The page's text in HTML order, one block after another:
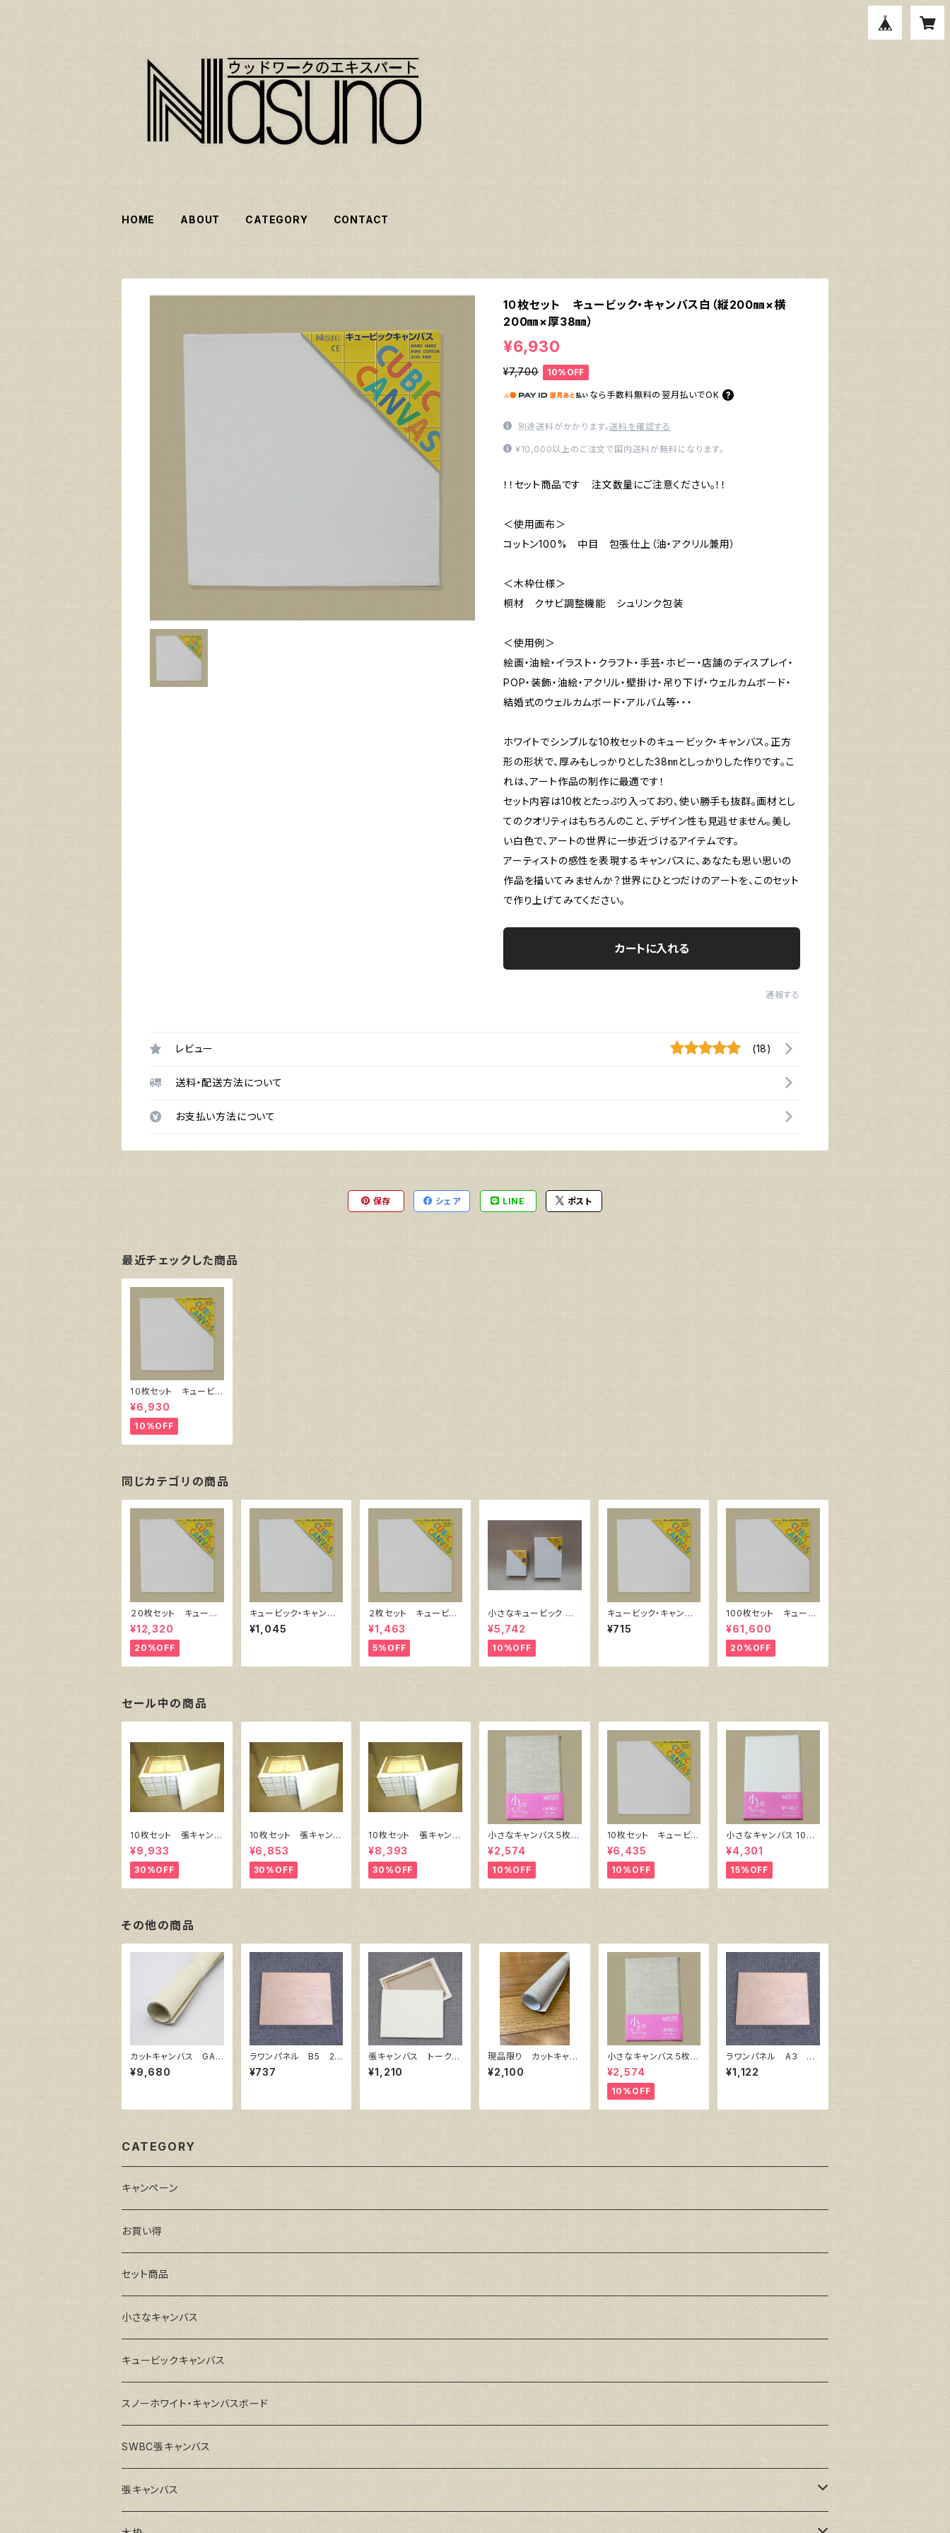
HOME ABOUT CATEGORY CONTACT
1０枚セット キュービック・キャンバス白（縦200㎜×横
200㎜×厚38㎜）
¥6,930
¥7,700 10%OFF
なら 手数料無料の 翌月払いでOK
別途送料がかかります。送料を確認する
¥10,000以上のご注文で国内送料が無料になります。
！！セット商品です 注文数量にご注意ください。！！
＜使用画布＞
コットン100% 中目 包張仕上（油・アクリル兼用）
＜木枠仕様＞
桐材 クサビ調整機能 シュリンク包装
＜使用例＞
絵画・油絵・イラスト・クラフト・手芸・ホビー・店舗のディスプレイ・
POP・装飾・油絵・アクリル・壁掛け・吊り下げ・ウェルカムボード・
結婚式のウェルカムボード・アルバム等・・・
ホワイトでシンプルな10枚セットのキュービック・キャンバス。正方
形の形状で、厚みもしっかりとした38㎜としっかりした作りです。こ
れは、アート作品の制作に最適です！
セット内容は10枚とたっぷり入っており、使い勝手も抜群。画材とし
てのクオリティはもちろんのこと、デザイン性も見逃せません。美し
い白色で、アートの世界に一歩近づけるアイテムです。
アーティストの感性を表現するキャンバスに、あなたも思い思いの
作品を描いてみませんか？世界にひとつだけのアートを、このセット
で作り上げてみてください。
カートに入れる
通報する
レビュー (18)
送料・配送方法について
お支払い方法について
保存 シェア LINE ポスト
最近チェックした商品
1０枚セット キュービッ
ク・キャンバス白（縦20
0㎜×横200㎜×厚38
㎜）
¥6,930
10%OFF
同じカテゴリの商品
２０枚セット キュービ
ック・キャンバス白（縦2
00㎜×横200㎜×厚38
㎜）
¥12,320
20%OFF
キュービック・キャンバ
ス白（縦300㎜×横300
㎜×厚38㎜）
¥1,045
２枚セット キュービッ
ク・キャンバス白（縦20
0㎜×横200㎜×厚38
㎜）
¥1,463
5%OFF
小さなキュービック 同
サイズ10個組
¥5,742
10%OFF
キュービック・キャンバ
ス白（縦150㎜×横150
㎜×厚38㎜）
¥715
100枚セット キュービ
ック・キャンバス白（縦2
00㎜×横200㎜×厚38
㎜）
¥61,600
20%OFF
セール中の商品
10枚セット 張キャンバ
ス SnowWhite SPC
（綿・ポリエステル）F8
455㎜×380㎜
¥9,933
30%OFF
10枚セット 張キャンバ
ス SnowWhite SPC
（綿・ポリエステル）F4
333㎜×242㎜
¥6,853
30%OFF
10枚セット 張キャンバ
ス SnowWhite SPC
（綿・ポリエステル）F6
410㎜×318㎜
¥8,393
30%OFF
小さなキャンバス５枚セ
ット（麻キャンバス裏面
張り）
¥2,574
10%OFF
10枚セット キュービッ
ク・キャンバス白（縦150
㎜×横150㎜×厚38㎜）
¥6,435
10%OFF
小さなキャンバス 10枚
セット（ホワイト塗りキャ
ンバス張り）
¥4,301
15%OFF
その他の商品
カットキャンバス GAE
RA F S50
¥9,680
ラワンパネル B5 25
7㎜×182㎜
¥737
張キャンバス トーク
ロ 赤SP SM 227
㎜×158㎜
¥1,210
現品限り カットキャ
ン 麻100％ F6 (5
枚組)
¥2,100
小さなキャンバス５枚セ
ット（麻キャンバス裏面
張り）
¥2,574
10%OFF
ラワンパネル A3 42
0㎜×297㎜
¥1,122
CATEGORY
キャンペーン
お買い得
セット商品
小さなキャンバス
キュービックキャンバス
スノーホワイト・キャンバスボード
SWBC張キャンバス
張キャンバス